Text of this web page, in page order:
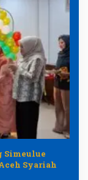
Simeulue
Syariah